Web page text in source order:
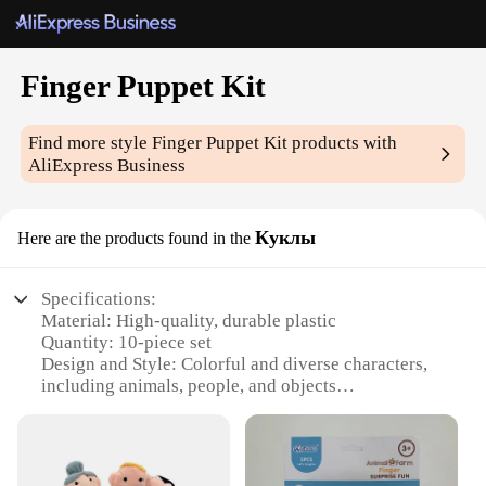
Finger Puppet Kit
Find more styleFinger Puppet Kit products with
AliExpress Business
Here are the products found in the Куклы
Specifications:
Material: High-quality, durable plastic
Quantity: 10-piece set
Design and Style: Colorful and diverse characters,
including animals, people, and objects
playing, and educational activities
Shape and Size: Compact and lightweight, designed
to fit comfortably on fingers